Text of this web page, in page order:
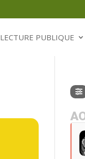
LECTURE PUBLIQUE